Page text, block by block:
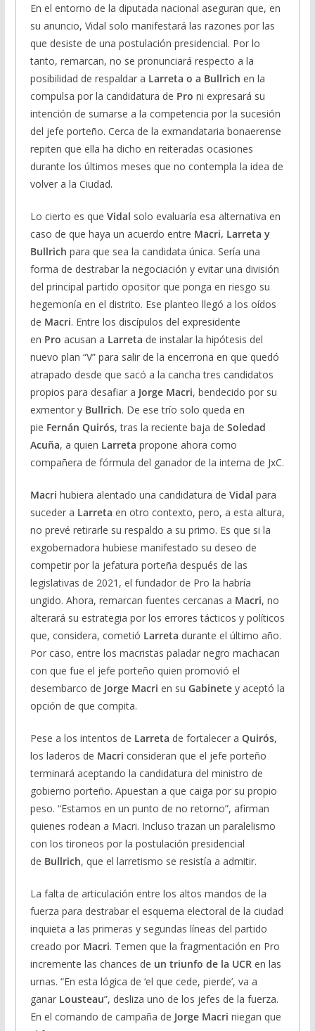
En el entorno de la diputada nacional aseguran que, en
su anuncio, Vidal solo manifestará las razones por las
que desiste de una postulación presidencial. Por lo
tanto, remarcan, no se pronunciará respecto a la
posibilidad de respaldar a Larreta o a Bullrich en la
compulsa por la candidatura de Pro ni expresará su
intención de sumarse a la competencia por la sucesión
del jefe porteño. Cerca de la exmandataria bonaerense
repiten que ella ha dicho en reiteradas ocasiones
durante los últimos meses que no contempla la idea de
volver a la Ciudad.
Lo cierto es que Vidal solo evaluaría esa alternativa en
caso de que haya un acuerdo entre Macri, Larreta y
Bullrich para que sea la candidata única. Sería una
forma de destrabar la negociación y evitar una división
del principal partido opositor que ponga en riesgo su
hegemonía en el distrito. Ese planteo llegó a los oídos
de Macri. Entre los discípulos del expresidente
en Pro acusan a Larreta de instalar la hipótesis del
nuevo plan “V” para salir de la encerrona en que quedó
atrapado desde que sacó a la cancha tres candidatos
propios para desafiar a Jorge Macri, bendecido por su
exmentor y Bullrich. De ese trío solo queda en
pie Fernán Quirós, tras la reciente baja de Soledad
Acuña, a quien Larreta propone ahora como
compañera de fórmula del ganador de la interna de JxC.
Macri hubiera alentado una candidatura de Vidal para
suceder a Larreta en otro contexto, pero, a esta altura,
no prevé retirarle su respaldo a su primo. Es que si la
exgobernadora hubiese manifestado su deseo de
competir por la jefatura porteña después de las
legislativas de 2021, el fundador de Pro la habría
ungido. Ahora, remarcan fuentes cercanas a Macri, no
alterará su estrategia por los errores tácticos y políticos
que, considera, cometió Larreta durante el último año.
Por caso, entre los macristas paladar negro machacan
con que fue el jefe porteño quien promovió el
desembarco de Jorge Macri en su Gabinete y aceptó la
opción de que compita.
Pese a los intentos de Larreta de fortalecer a Quirós,
los laderos de Macri consideran que el jefe porteño
terminará aceptando la candidatura del ministro de
gobierno porteño. Apuestan a que caiga por su propio
peso. “Estamos en un punto de no retorno”, afirman
quienes rodean a Macri. Incluso trazan un paralelismo
con los tironeos por la postulación presidencial
de Bullrich, que el larretismo se resistía a admitir.
La falta de articulación entre los altos mandos de la
fuerza para destrabar el esquema electoral de la ciudad
inquieta a las primeras y segundas líneas del partido
creado por Macri. Temen que la fragmentación en Pro
incremente las chances de un triunfo de la UCR en las
urnas. “En esta lógica de ‘el que cede, pierde’, va a
ganar Lousteau”, desliza uno de los jefes de la fuerza.
En el comando de campaña de Jorge Macri niegan que